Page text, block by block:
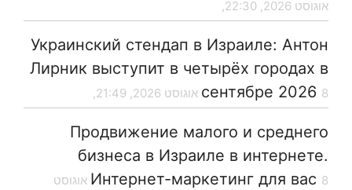
אוגוסט 2026, 22:30,
Украинский стендап в Израиле: Антон
Лирник выступит в четырёх городах в
сентябре 2026 8 אוגוסט 2026, 21:49,
Продвижение малого и среднего
бизнеса в Израиле в интернете.
Интернет-маркетинг для вас 8 אוגוסט